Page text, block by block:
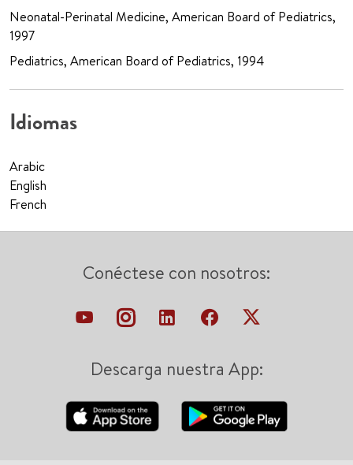
Neonatal-Perinatal Medicine, American Board of Pediatrics,
1997
Pediatrics, American Board of Pediatrics, 1994
Idiomas
Arabic
English
French
Conéctese con nosotros:
Descarga nuestra App: